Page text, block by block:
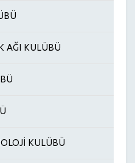
AĞI KULÜBÜ
KULÜBÜ